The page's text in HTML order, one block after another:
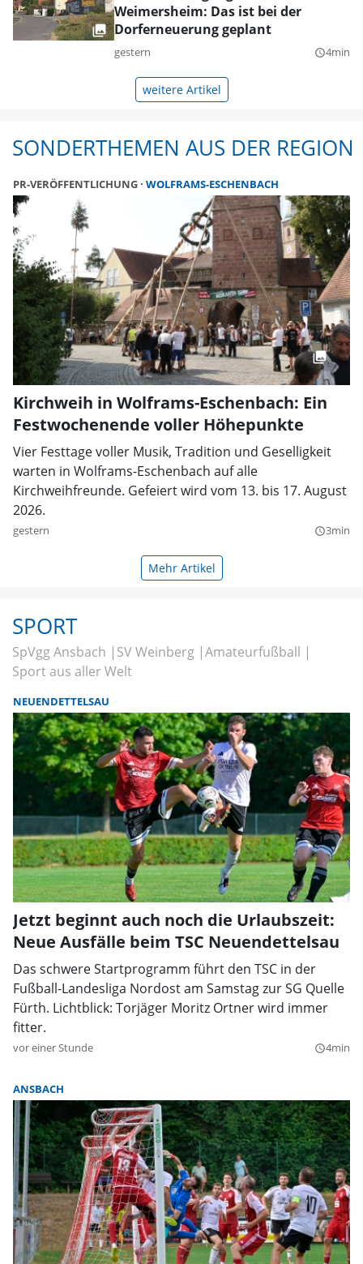
Weimersheim: Das ist bei der
Dorferneuerung geplant
gestern query_builder4min
weitere Artikel
SONDERTHEMEN AUS DER REGION
PR-VERÖFFENTLICHUNG WOLFRAMS-ESCHENBACH
Kirchweih in Wolframs-Eschenbach: Ein
Festwochenende voller Höhepunkte
Vier Festtage voller Musik, Tradition und Geselligkeit
warten in Wolframs-Eschenbach auf alle
Kirchweihfreunde. Gefeiert wird vom 13. bis 17. August
2026.
gestern query_builder3min
Mehr Artikel
SPORT
SpVgg Ansbach SV Weinberg Amateurfußball
Sport aus aller Welt
NEUENDETTELSAU
Jetzt beginnt auch noch die Urlaubszeit:
Neue Ausfälle beim TSC Neuendettelsau
Das schwere Startprogramm führt den TSC in der
Fußball-Landesliga Nordost am Samstag zur SG Quelle
Fürth. Lichtblick: Torjäger Moritz Ortner wird immer
fitter.
vor einer Stunde query_builder4min
ANSBACH